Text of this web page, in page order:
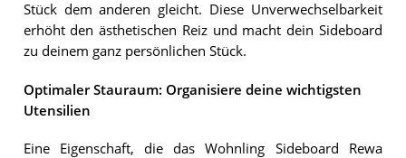
Stück dem anderen gleicht. Diese Unverwechselbarkeit
erhöht den ästhetischen Reiz und macht dein Sideboard
zu deinem ganz persönlichen Stück.
Optimaler Stauraum: Organisiere deine wichtigsten
Utensilien
Eine Eigenschaft, die das Wohnling Sideboard Rewa